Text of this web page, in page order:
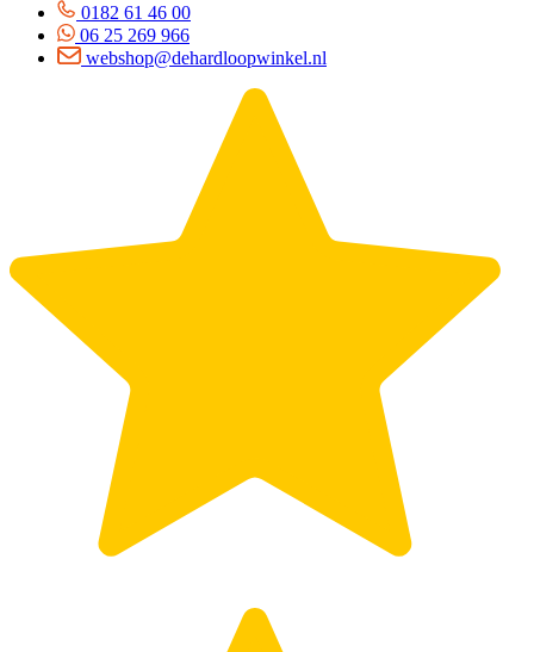
0182 61 46 00
06 25 269 966
webshop@dehardloopwinkel.nl